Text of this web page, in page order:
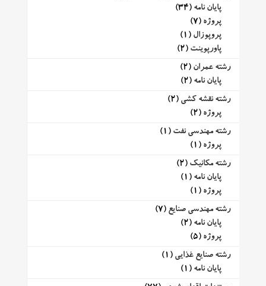
پایان نامه (34)
پروژه (7)
پروپوزال (1)
پاورپوینت (2)
رشته عمران (2)
پایان نامه (2)
رشته نقشه کشی (2)
پروژه (2)
رشته مهندسی نفت (1)
پروژه (1)
رشته مکانیک (2)
پایان نامه (1)
پروژه (1)
رشته مهندسی صنایع (7)
پایان نامه (2)
پروژه (5)
رشته صنایع غذایی (1)
پایان نامه (1)